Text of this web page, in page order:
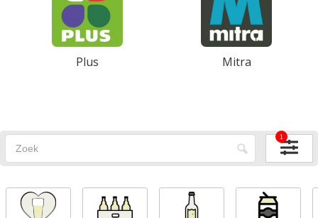
Plus Mitra
1